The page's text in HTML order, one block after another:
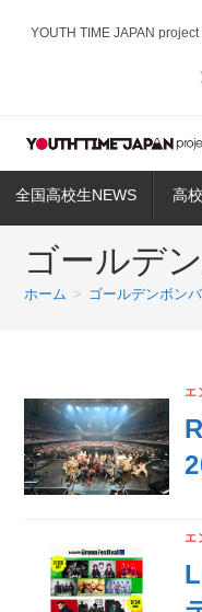
ス
ッ
YOUTH TIME JAPAN
全国高校生NEWS 高
ゴールデ
ホーム > ゴールデンボン
エ
エ